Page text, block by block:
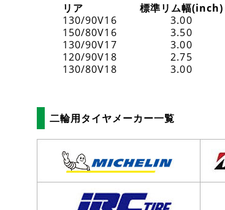
リア
130/90V16
150/80V16
130/90V17
120/90V18
130/80V18
標準リム幅(inch)
3.00
3.50
3.00
2.75
3.00
二輪用タイヤメーカー一覧